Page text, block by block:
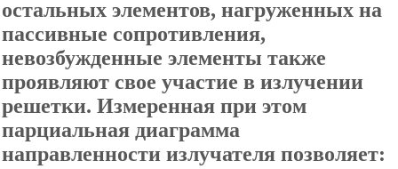
остальных элементов, нагруженных на
пассивные сопротивления,
невозбужденные элементы также
проявляют свое участие в излучении
решетки. Измеренная при этом
парциальная диаграмма
направленности излучателя позволяет: